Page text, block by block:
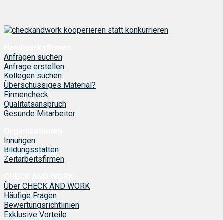
Anfragen suchen
Anfrage erstellen
Kollegen suchen
Überschüssiges Material?
Firmencheck
Qualitätsanspruch
Gesunde Mitarbeiter
Innungen
Bildungsstätten
Zeitarbeitsfirmen
Über CHECK AND WORK
Häufige Fragen
Bewertungsrichtlinien
Exklusive Vorteile